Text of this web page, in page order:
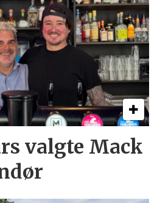
valgte Mack